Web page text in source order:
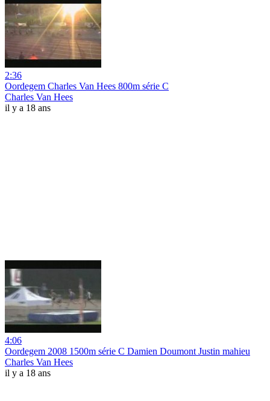
2:36
Oordegem Charles Van Hees 800m série C
Charles Van Hees
il y a 18 ans
4:06
Oordegem 2008 1500m série C Damien Doumont Justin mahieu
Charles Van Hees
il y a 18 ans